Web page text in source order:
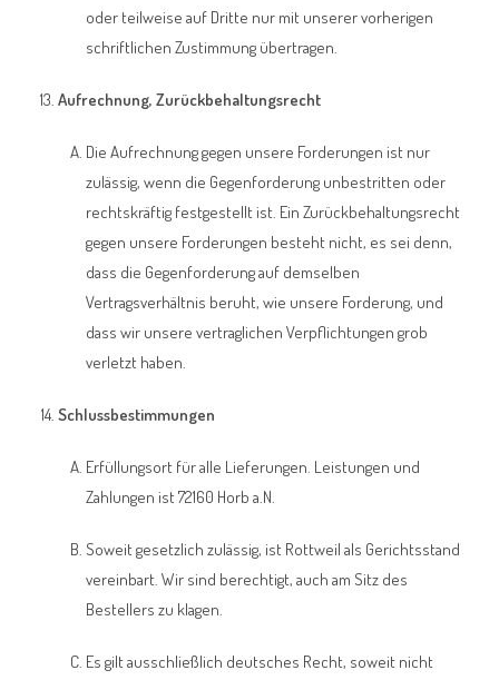
oder teilweise auf Dritte nur mit unserer vorherigen
schriftlichen Zustimmung übertragen.
Aufrechnung, Zurückbehaltungsrecht
Die Aufrechnung gegen unsere Forderungen ist nur
zulässig, wenn die Gegenforderung unbestritten oder
rechtskräftig festgestellt ist. Ein Zurückbehaltungsrecht
gegen unsere Forderungen besteht nicht, es sei denn,
dass die Gegenforderung auf demselben
Vertragsverhältnis beruht, wie unsere Forderung, und
dass wir unsere vertraglichen Verpflichtungen grob
verletzt haben.
Schlussbestimmungen
Erfüllungsort für alle Lieferungen. Leistungen und
Zahlungen ist 72160 Horb a.N.
Soweit gesetzlich zulässig, ist Rottweil als Gerichtsstand
vereinbart. Wir sind berechtigt, auch am Sitz des
Bestellers zu klagen.
Es gilt ausschließlich deutsches Recht, soweit nicht